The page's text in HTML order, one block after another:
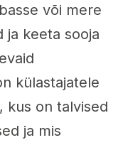
või mere
ja keeta sooja
külastajatele
kus on talvised
ja mis